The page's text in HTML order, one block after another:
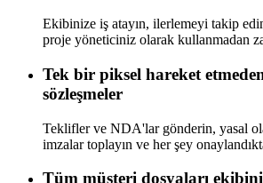
Ekibinize iş atayın, ilerlemeyi takip
proje yöneticiniz olarak kullanmadan
Tek bir piksel hareket
sözleşmeler
Teklifler ve NDA'lar gönderin, yasal
imzalar toplayın ve her şey
Tüm müşteri dosyaları